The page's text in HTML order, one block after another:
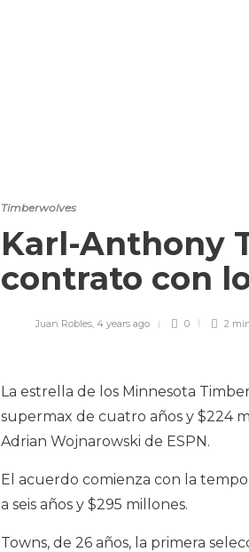
Timberwolves
Karl-Anthony
contrato con
Juan Robles, 4 years ago 0 2
La estrella de los Minnesota
supermax de cuatro años y $224
Adrian Wojnarowski de ESPN.
El acuerdo comienza con la
a seis años y $295 millones.
Towns, de 26 años, la primera